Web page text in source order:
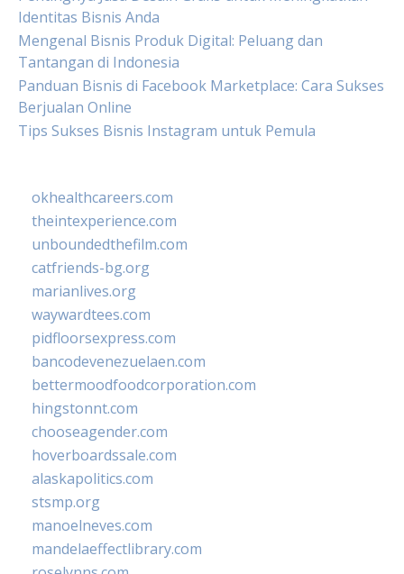
Identitas Bisnis Anda
Mengenal Bisnis Produk Digital: Peluang dan
Tantangan di Indonesia
Panduan Bisnis di Facebook Marketplace: Cara Sukses
Berjualan Online
Tips Sukses Bisnis Instagram untuk Pemula
okhealthcareers.com
theintexperience.com
unboundedthefilm.com
catfriends-bg.org
marianlives.org
waywardtees.com
pidfloorsexpress.com
bancodevenezuelaen.com
bettermoodfoodcorporation.com
hingstonnt.com
chooseagender.com
hoverboardssale.com
alaskapolitics.com
stsmp.org
manoelneves.com
mandelaeffectlibrary.com